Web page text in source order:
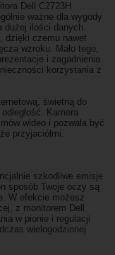
Dell C2723H
ważne dla wygody
dużej ilości danych.
dzięki czemu nawet
wzroku. Mało tego,
i zagadnienia
korzystania z
świetną do
Kamera
wideo i pozwala być
przyjaciółmi.
szkodliwe emisje
sposób Twoje oczy są
W efekcie możesz
z monitorem Dell
w pionie i regulacji
wielogodzinnej